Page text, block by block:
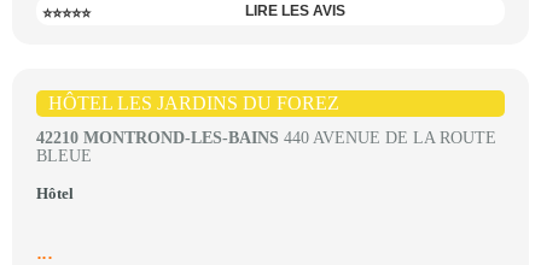
⭐⭐⭐⭐⭐ LIRE LES AVIS
HÔTEL LES JARDINS DU FOREZ
42210 MONTROND-LES-BAINS 440 AVENUE DE LA ROUTE
BLEUE
Hôtel
...